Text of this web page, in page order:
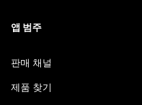
앱 범주
판매 채널
제품 찾기